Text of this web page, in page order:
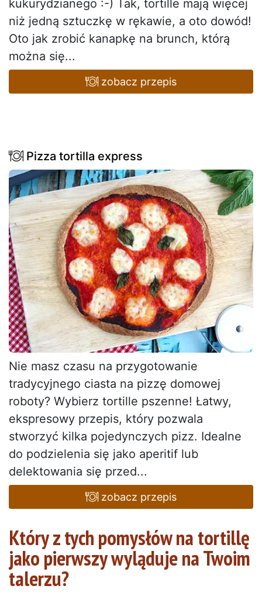
kukurydzianego :-) Tak, tortille mają więcej
niż jedną sztuczkę w rękawie, a oto dowód!
Oto jak zrobić kanapkę na brunch, którą
można się...
zobacz przepis
Pizza tortilla express
Nie masz czasu na przygotowanie
tradycyjnego ciasta na pizzę domowej
roboty? Wybierz tortille pszenne! Łatwy,
ekspresowy przepis, który pozwala
stworzyć kilka pojedynczych pizz. Idealne
do podzielenia się jako aperitif lub
delektowania się przed...
zobacz przepis
Który z tych pomysłów na tortillę
jako pierwszy wyląduje na Twoim
talerzu?